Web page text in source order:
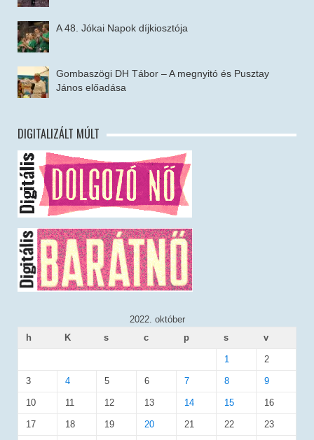
A 48. Jókai Napok díjkiosztója
Gombaszögi DH Tábor – A megnyitó és Pusztay
János előadása
DIGITALIZÁLT MÚLT
2022. október
h
K s c p s v
1 2
3 4 5 6 7 8 9
10 11 12 13 14 15 16
17 18 19 20 21 22 23